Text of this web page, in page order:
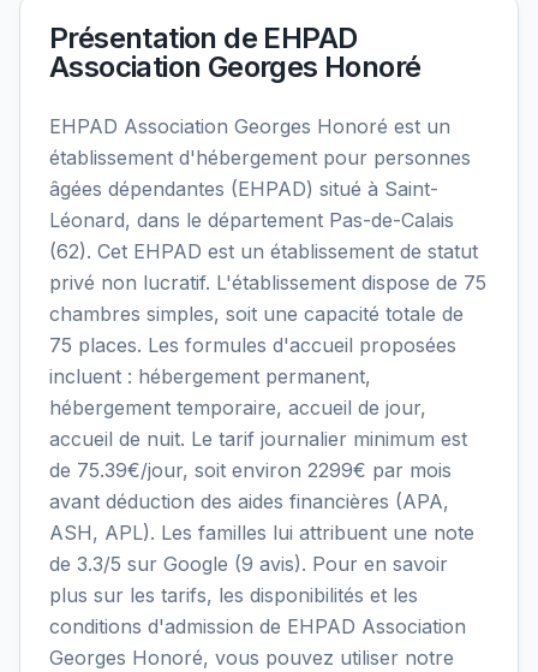
Présentation de EHPAD
Association Georges Honoré
EHPAD Association Georges Honoré est un
établissement d'hébergement pour personnes
âgées dépendantes (EHPAD) situé à Saint-
Léonard, dans le département Pas-de-Calais
(62). Cet EHPAD est un établissement de statut
privé non lucratif. L'établissement dispose de 75
chambres simples, soit une capacité totale de
75 places. Les formules d'accueil proposées
incluent : hébergement permanent,
hébergement temporaire, accueil de jour,
accueil de nuit. Le tarif journalier minimum est
de 75.39€/jour, soit environ 2299€ par mois
avant déduction des aides financières (APA,
ASH, APL). Les familles lui attribuent une note
de 3.3/5 sur Google (9 avis). Pour en savoir
plus sur les tarifs, les disponibilités et les
conditions d'admission de EHPAD Association
Georges Honoré, vous pouvez utiliser notre